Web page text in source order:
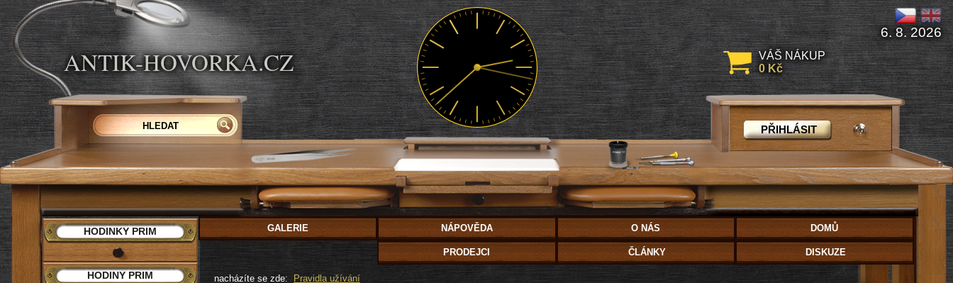
nacházíte se zde: Pravidla užívání
ANTIK-HOVORKA.CZ
PŘIHLÁSIT
6. 8. 2026
VÁŠ NÁKUP
0 Kč
DOMŮ
O NÁS
NÁPOVĚDA
GALERIE
DISKUZE
ČLÁNKY
PRODEJCI
HODINKY PRIM
HODINY PRIM